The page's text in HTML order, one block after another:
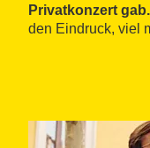
Privatkonzert gab.
den Eindruck, viel